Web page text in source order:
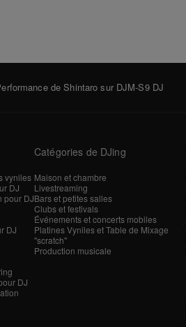
de Shintaro sur DJM-S9 DJ
vyniles
DJ
pour DJ
DJ
DJ
Catégories de DJing
Maison et chambre
Livestreaming
Bars et petites salles
Clubs et festivals
Événements et concerts mobiles
Platines Vyniles et Table de Mixage
"scratch"
Production musicale